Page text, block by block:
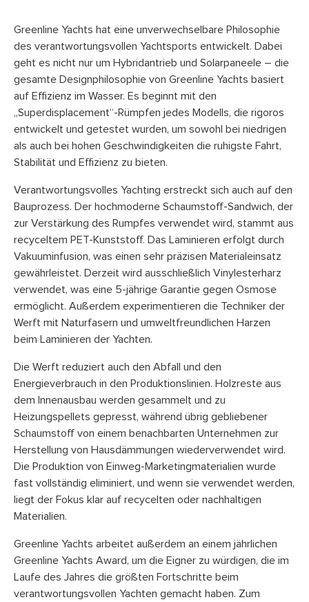
Greenline Yachts hat eine unverwechselbare Philosophie
des verantwortungsvollen Yachtsports entwickelt. Dabei
geht es nicht nur um Hybridantrieb und Solarpaneele – die
gesamte Designphilosophie von Greenline Yachts basiert
auf Effizienz im Wasser. Es beginnt mit den
„Superdisplacement“-Rümpfen jedes Modells, die rigoros
entwickelt und getestet wurden, um sowohl bei niedrigen
als auch bei hohen Geschwindigkeiten die ruhigste Fahrt,
Stabilität und Effizienz zu bieten.
Verantwortungsvolles Yachting erstreckt sich auch auf den
Bauprozess. Der hochmoderne Schaumstoff-Sandwich, der
zur Verstärkung des Rumpfes verwendet wird, stammt aus
recyceltem PET-Kunststoff. Das Laminieren erfolgt durch
Vakuuminfusion, was einen sehr präzisen Materialeinsatz
gewährleistet. Derzeit wird ausschließlich Vinylesterharz
verwendet, was eine 5-jährige Garantie gegen Osmose
ermöglicht. Außerdem experimentieren die Techniker der
Werft mit Naturfasern und umweltfreundlichen Harzen
beim Laminieren der Yachten.
Die Werft reduziert auch den Abfall und den
Energieverbrauch in den Produktionslinien. Holzreste aus
dem Innenausbau werden gesammelt und zu
Heizungspellets gepresst, während übrig gebliebener
Schaumstoff von einem benachbarten Unternehmen zur
Herstellung von Hausdämmungen wiederverwendet wird.
Die Produktion von Einweg-Marketingmaterialien wurde
fast vollständig eliminiert, und wenn sie verwendet werden,
liegt der Fokus klar auf recycelten oder nachhaltigen
Materialien.
Greenline Yachts arbeitet außerdem an einem jährlichen
Greenline Yachts Award, um die Eigner zu würdigen, die im
Laufe des Jahres die größten Fortschritte beim
verantwortungsvollen Yachten gemacht haben. Zum